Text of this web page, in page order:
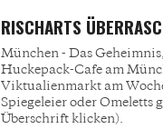
RISCHARTS
München - Das
Huckepack-Cafe am
Viktualienmarkt am
Spiegeleier oder Omeletts
Überschrift klicken).